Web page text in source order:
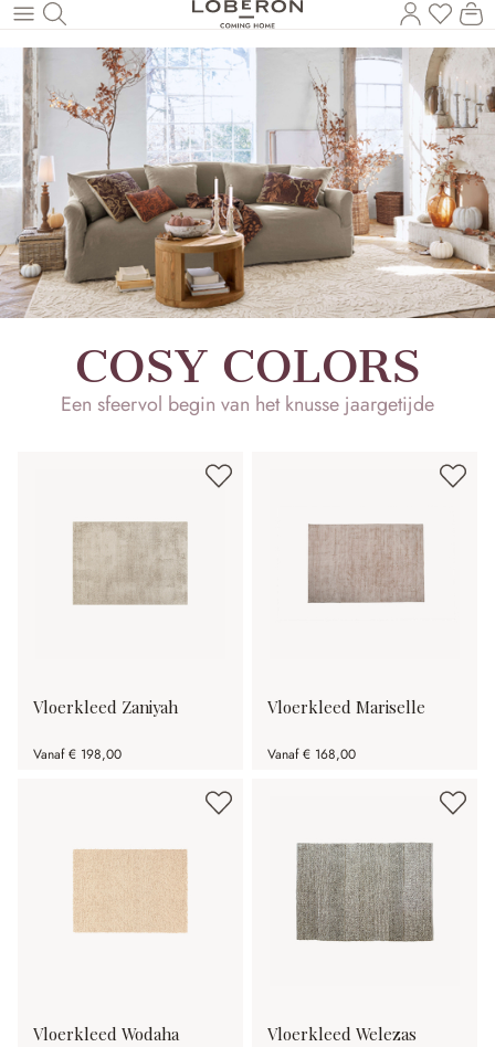
Naar de hoofdinhoud
U
COSY COLORS
Een sfeervol begin van het knusse jaargetijde
Vloerkleed Zaniyah
Vanaf € 198,00
Vloerkleed Mariselle
Vanaf € 168,00
Vloerkleed Wodaha Vloerkleed Welezas